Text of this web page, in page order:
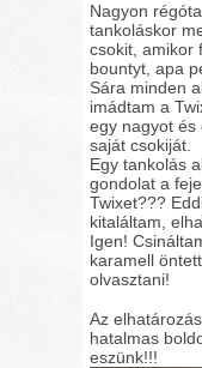
Nagyon
tankoláskor
csokit, amikor
bountyt, apa
Sára minden
imádtam a
egy nagyot és
saját csokiját.
Egy tankolás
gondolat a
Twixet???
kitaláltam,
Igen!
karamell
olvasztani!
Az
hatalmas
eszünk!!!